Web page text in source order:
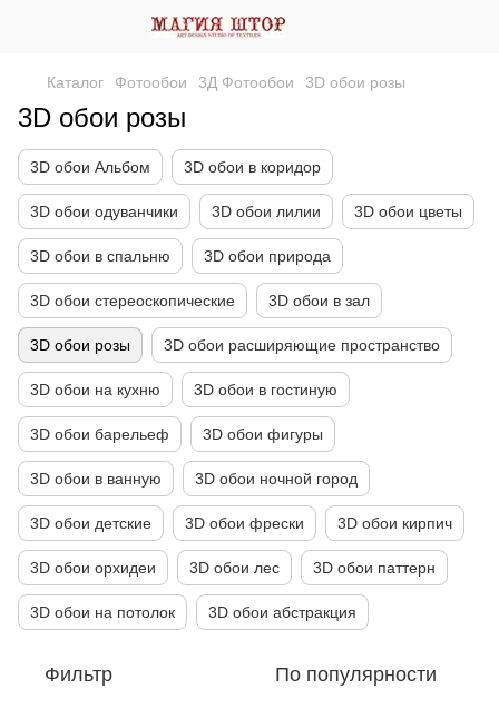
Каталог Фотообои 3Д Фотообои 3D обои розы
3D обои розы
3D обои Альбом 3D обои в коридор
3D обои одуванчики 3D обои лилии 3D обои цветы
3D обои в спальню 3D обои природа
3D обои стереоскопические 3D обои в зал
3D обои розы 3D обои расширяющие пространство
3D обои на кухню 3D обои в гостиную
3D обои барельеф 3D обои фигуры
3D обои в ванную 3D обои ночной город
3D обои детские 3D обои фрески 3D обои кирпич
3D обои орхидеи 3D обои лес 3D обои паттерн
3D обои на потолок 3D обои абстракция
Фильтр По популярности